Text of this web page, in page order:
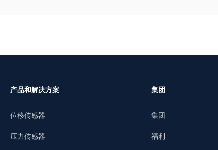
产品和解决方案
位移传感器
压力传感器
集团
集团
福利